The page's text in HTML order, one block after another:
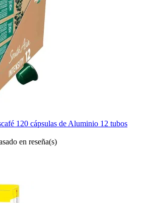
120 cápsulas de Aluminio 12 tubos
en reseña(s)